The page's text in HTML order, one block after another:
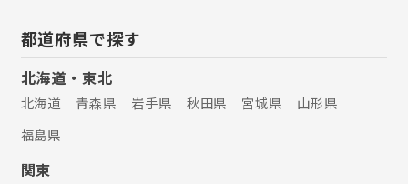
都道府県で探す
北海道・東北
北海道 青森県 岩手県 秋田県 宮城県
山形県
福島県
関東